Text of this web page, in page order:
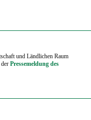
und Ländlichen Raum
Pressemeldung des